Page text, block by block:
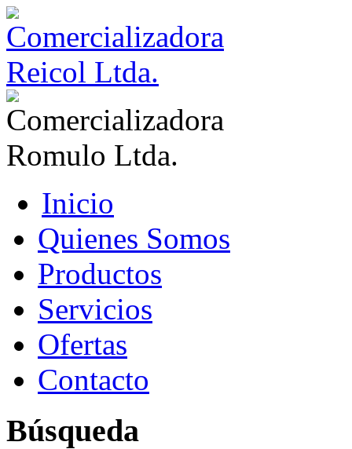
Inicio
Quienes Somos
Productos
Servicios
Ofertas
Contacto
Búsqueda